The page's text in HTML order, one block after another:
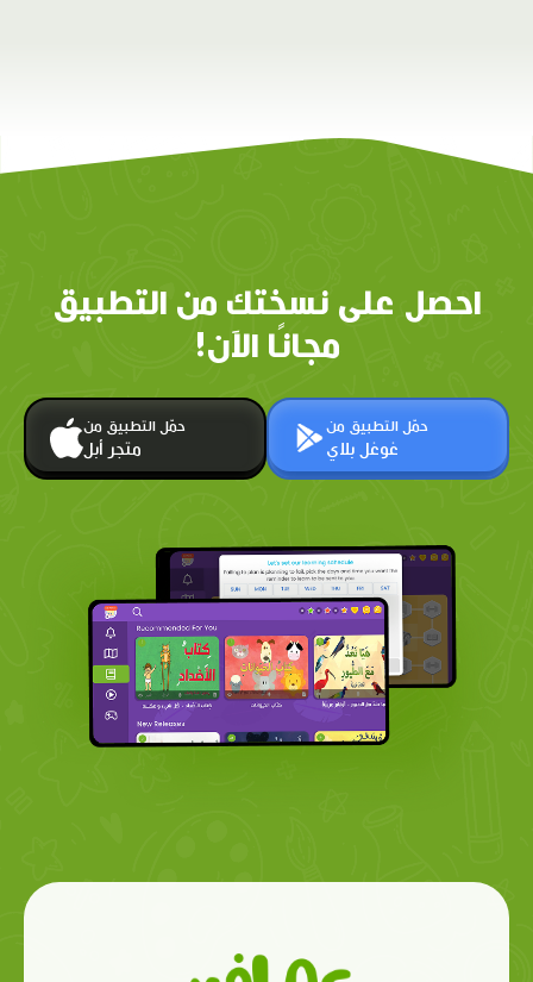
احصل على نسختك من التطبيق
مجانًا الآن!
حمّل التطبيق من
متجر أبل
حمّل التطبيق من
غوغل بلاي